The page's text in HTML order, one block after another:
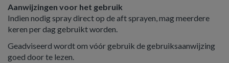
Aanwijzingen voor het gebruik
Indien nodig spray direct op de aft sprayen, mag meerdere
keren per dag gebruikt worden.
Geadviseerd wordt om vóór gebruik de gebruiksaanwijzing
goed door te lezen.